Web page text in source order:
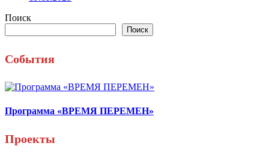
Поиск
Поиск
События
Программа «ВРЕМЯ ПЕРЕМЕН»
Проекты